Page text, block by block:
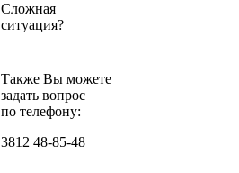
Сложная
ситуация?
Также Вы можете
задать вопрос
по телефону:
3812 48-85-48